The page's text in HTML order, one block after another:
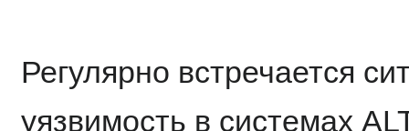
Регулярно встречается
уязвимость в системах